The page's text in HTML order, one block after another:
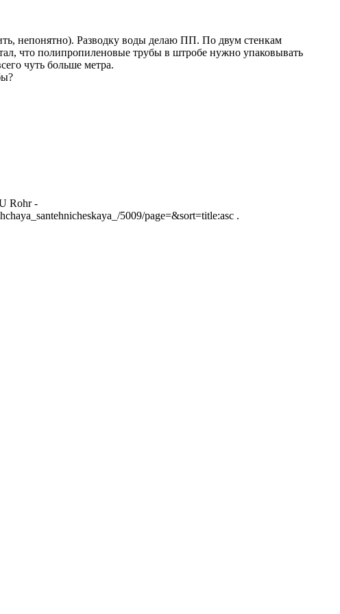
непонятно). Разводку воды делаю ПП. По двум стенкам
что полипропиленовые трубы в штробе нужно упаковывать
чуть больше метра.
Rohr -
5009/page=&sort=title:asc .